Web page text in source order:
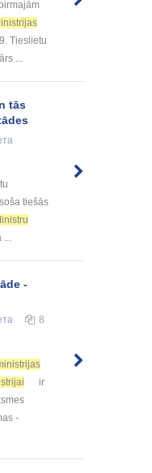
. 9. Tieslietu
...
tās
tiešās
...
-
8
ir
-